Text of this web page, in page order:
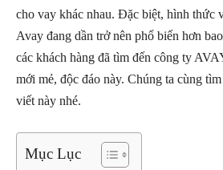
cho vay khác nhau. Đặc biệt, hình thức
Avay đang dần trở nên phổ biến hơn
các khách hàng đã tìm đến công ty
mới mẻ, độc đáo này. Chúng ta cùng
viết này nhé.
Mục Lục